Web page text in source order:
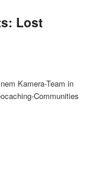
Lost
Kamera-Team in
Communities